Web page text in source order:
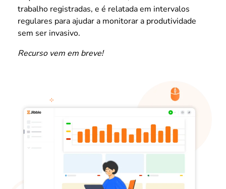
trabalho registradas, e é relatada em intervalos
regulares para ajudar a monitorar a produtividade
sem ser invasivo.
Recurso vem em breve!